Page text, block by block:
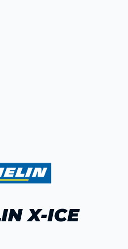
X-ICE